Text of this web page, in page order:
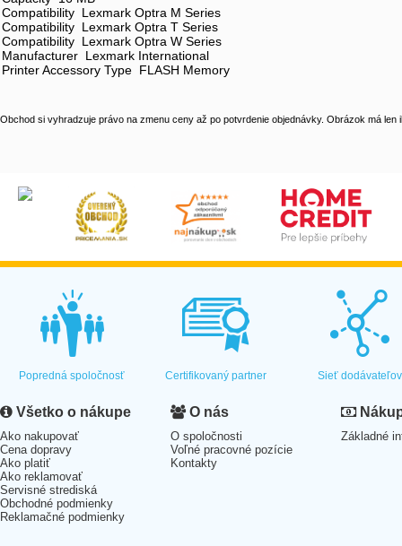
Compatibility Lexmark Optra M Series
Compatibility Lexmark Optra T Series
Compatibility Lexmark Optra W Series
Manufacturer Lexmark International
Printer Accessory Type FLASH Memory
Obchod si vyhradzuje právo na zmenu ceny až po potvrdenie objednávky. Obrázok má len
Popredná spoločnosť Certifikovaný partner Sieť dodávateľov
Všetko o nákupe
Ako nakupovať
Cena dopravy
Ako platiť
Ako reklamovať
Servisné strediská
Obchodné podmienky
Reklamačné podmienky
O nás
O spoločnosti
Voľné pracovné pozície
Kontakty
Základné